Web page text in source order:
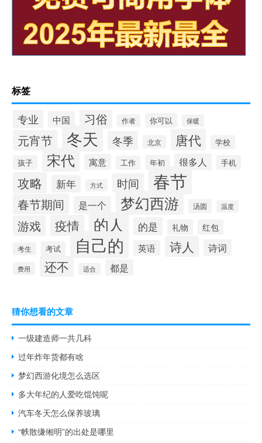
标签
专业 中国 习俗 作者 你可以 保暖
元宵节 冬天 冬季 北京 唐代 学校
孩子 宋代 寓意 工作 年初 很多人 手机
攻略 新年 方式 时间 春节
春节期间 是一个 梦幻西游 汤圆 温度
游戏 疫情 的人 的是 礼物 红包
考生 考试 自己的 英语 诗人 诗词
费用 还不 适合 都是
猜你想看的文章
一级建造师一共几科
过年炸年货都有啥
梦幻西游化境怎么选区
多大年纪的人爱吃馄饨呢
汽车冬天怎么保养玻璃
“帙散缣缃明”的出处是哪里